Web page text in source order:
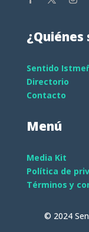
¿Quiénes
Sentido
Directorio
Contacto
Menú
Media Kit
Política de
Términos y
© 2024